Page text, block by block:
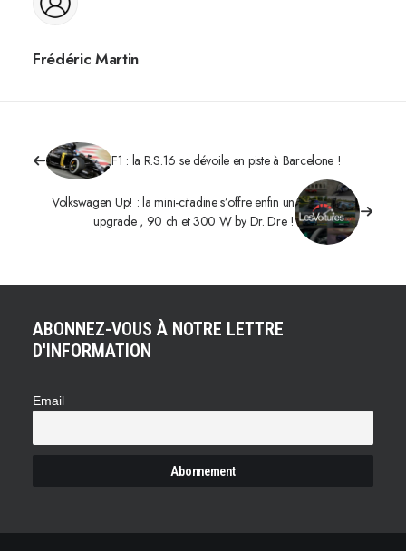
Frédéric Martin
F1 : la R.S.16 se dévoile en piste à Barcelone !
Volkswagen Up! : la mini-citadine s’offre enfin un
upgrade , 90 ch et 300 W by Dr. Dre !
ABONNEZ-VOUS À NOTRE LETTRE
D'INFORMATION
Email